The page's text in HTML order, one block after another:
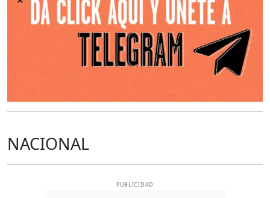
NACIONAL
PUBLICIDAD